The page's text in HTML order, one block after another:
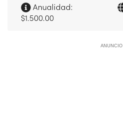
Anualidad:
$1.500.00
ANUNCIO